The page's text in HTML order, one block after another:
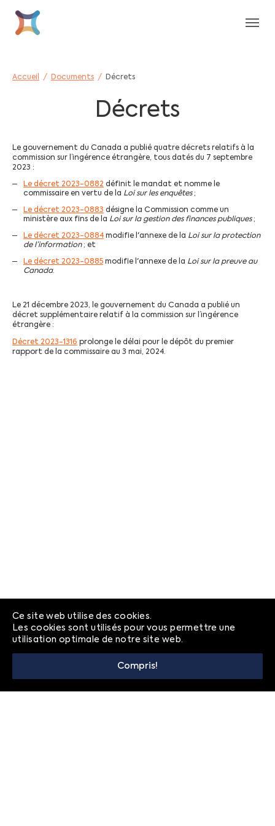
Ce site web utilise des cookies.
Les cookies sont utilisés pour vous permettre une
utilisation optimale de notre site web.
Compris!
Vous êtes ici:
Accueil Documents Décrets
Décrets
Le gouvernement du Canada a publié quatre décrets relatifs à la
commission sur l’ingérence étrangère, tous datés du 7 septembre
2023 :
Le décret 2023-0882 définit le mandat et nomme le
commissaire en vertu de la Loi sur les enquêtes;
Le décret 2023-0883 désigne la Commission comme un
ministère aux fins de la Loi sur la gestion des finances publiques;
Le décret 2023-0884 modifie l'annexe de la Loi sur la protection
de l’information; et
Le décret 2023-0885 modifie l'annexe de la Loi sur la preuve au
Canada.
Le 21 décembre 2023, le gouvernement du Canada a publié un
décret supplémentaire relatif à la commission sur l’ingérence
étrangère :
Décret 2023-1316 prolonge le délai pour le dépôt du premier
rapport de la commissaire au 3 mai, 2024.